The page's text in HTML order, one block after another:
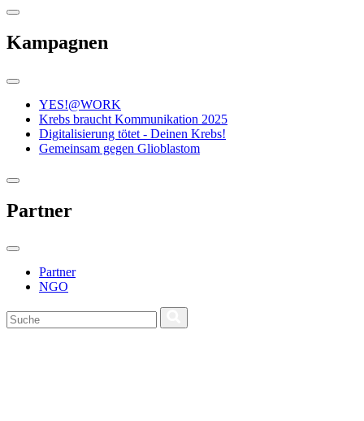
Kampagnen
YES!@WORK
Krebs braucht Kommunikation 2025
Digitalisierung tötet - Deinen Krebs!
Gemeinsam gegen Glioblastom
Partner
Partner
NGO